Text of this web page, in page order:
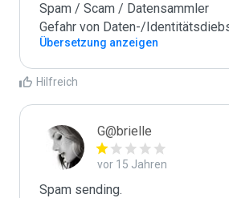
Spam / Scam / Datensammler
Gefahr von Daten-/
Übersetzung anzeigen
Hilfreich
G@brielle
vor 15 Jahren
Spam sending.